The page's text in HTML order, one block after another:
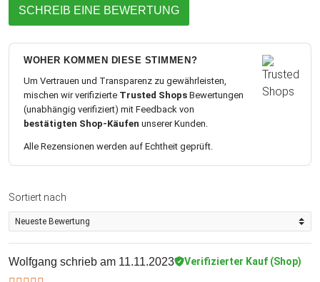
SCHREIB EINE BEWERTUNG
WOHER KOMMEN DIESE STIMMEN?
Um Vertrauen und Transparenz zu gewährleisten,
mischen wir verifizierte Trusted Shops Bewertungen
(unabhängig verifiziert) mit Feedback von
bestätigten Shop-Käufen unserer Kunden.
Alle Rezensionen werden auf Echtheit geprüft.
Sortiert nach
Wolfgang schrieb am 11.11.2023 Verifizierter Kauf (Shop)